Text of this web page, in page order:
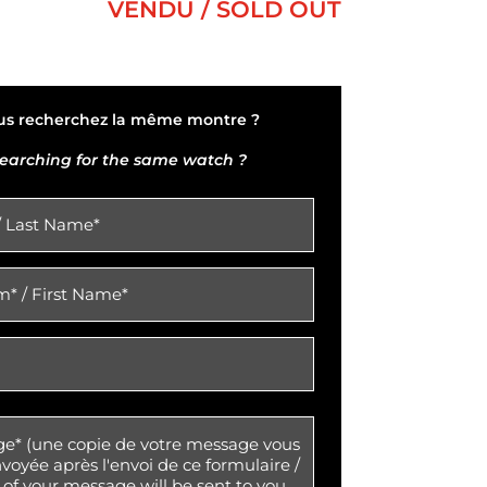
VENDU / SOLD OUT
recherchez la même montre ?
for the same watch ?